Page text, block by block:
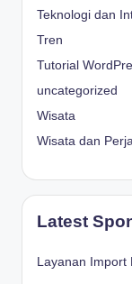
Teknologi dan
Tren
Tutorial
uncategorized
Wisata
Wisata dan
Latest
Layanan Import